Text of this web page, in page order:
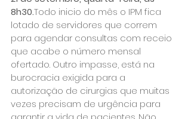
8h30.Todo inicio do mês o IPM fica
lotado de servidores que correm
para agendar consultas com receio
que acabe o número mensal
ofertado. Outro impasse, está na
burocracia exigida para a
autorização de cirurgias que muitas
vezes precisam de urgência para